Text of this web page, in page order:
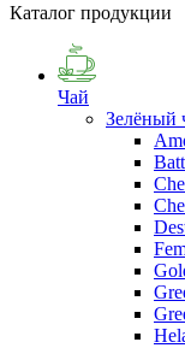
Каталог продукции
Чай
Зелёный